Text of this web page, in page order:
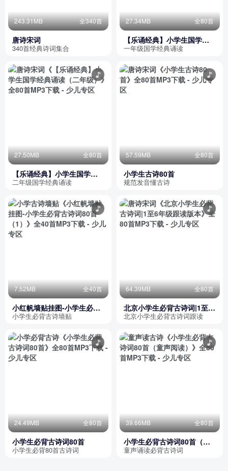
243.31MB 全340首
唐诗宋词
340首经典诗词集合
27.34MB 全80首
【乐诵经典】小学生国学经
典诵读（一年级）
一年级国学经典诵读
27.50MB 全80首
【乐诵经典】小学生国学经
典诵读（二年级）
二年级国学经典诵读
57.59MB 全80首
小学生古诗80首
规范发音懂古诗
7.52MB 全40首
小红帆墙贴挂图-小学生必背
古诗词80首（1）
小学生必背古诗墙贴
64.39MB 全80首
北京小学生必背古诗词|1至6
年级跟读版本
北京小学生必背古诗词跟读
24.49MB 全80首
小学生必背古诗词80首
小学生必背80首古诗词
39.66MB 全80首
小学生必背古诗词80首（童
声阅读）
童声诵读必背古诗词